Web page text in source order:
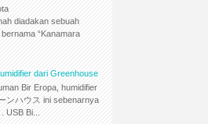
diadakan sebuah
“Kanamara
dari Greenhouse
Bir Eropa, humidifier
ンハウス ini sebenarnya
USB Bi...